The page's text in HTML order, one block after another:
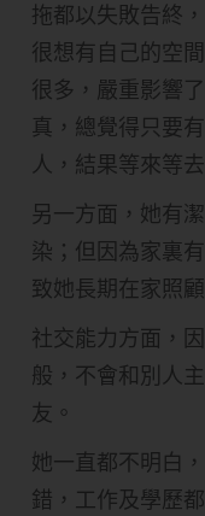
拖都以失敗告終
很想有自己的空
很多，嚴重影響
真，總覺得只要
人，結果等來等
另一方面，她有
染；但因為家裏
致她長期在家照
社交能力方面，
般，不會和別人
友。
她一直都不明白
錯，工作及學歷